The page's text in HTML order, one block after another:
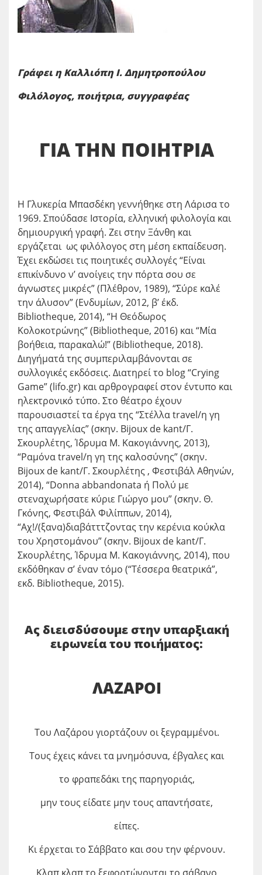
Γράφει η Καλλιόπη Ι. Δημητροπούλου
Φιλόλογος, ποιήτρια, συγγραφέας
ΓΙΑ ΤΗΝ ΠΟΙΗΤΡΙΑ
H Γλυκερία Μπασδέκη γεννήθηκε στη Λάρισα το
1969. Σπούδασε Ιστορία, ελληνική φιλολογία και
δημιουργική γραφή. Ζει στην Ξάνθη και
εργάζεται ως φιλόλογος στη μέση εκπαίδευση.
Έχει εκδώσει τις ποιητικές συλλογές “Είναι
επικίνδυνο ν’ ανοίγεις την πόρτα σου σε
άγνωστες μικρές” (Πλέθρον, 1989), “Σύρε καλέ
την άλυσον” (Ενδυμίων, 2012, β’ έκδ.
Bibliotheque, 2014), “Η Θεόδωρος
Κολοκοτρώνης” (Bibliotheque, 2016) και “Μία
βοήθεια, παρακαλώ!” (Bibliotheque, 2018).
Διηγήματά της συμπεριλαμβάνονται σε
συλλογικές εκδόσεις. Διατηρεί το blog “Crying
Game” (lifo.gr) και αρθρογραφεί στον έντυπο και
ηλεκτρονικό τύπο. Στο θέατρο έχουν
παρουσιαστεί τα έργα της “Στέλλα travel/η γη
της απαγγελίας” (σκην. Bijoux de kant/Γ.
Σκουρλέτης, Ίδρυμα Μ. Κακογιάννης, 2013),
“Ραμόνα travel/η γη της καλοσύνης” (σκην.
Bijoux de kant/Γ. Σκουρλέτης , Φεστιβάλ Αθηνών,
2014), “Donna abbandonata ή Πολύ με
στεναχωρήσατε κύριε Γιώργο μου” (σκην. Θ.
Γκόνης, Φεστιβάλ Φιλίππων, 2014),
“Αχ!/(ξανα)διαβάτττζοντας την κερένια κούκλα
του Χρηστομάνου” (σκην. Bijoux de kant/Γ.
Σκουρλέτης, Ίδρυμα Μ. Κακογιάννης, 2014), που
εκδόθηκαν σ’ έναν τόμο (“Τέσσερα θεατρικά”,
εκδ. Bibliotheque, 2015).
Ας διεισδύσουμε στην υπαρξιακή
ειρωνεία του ποιήματος:
ΛΑΖΑΡΟΙ
Tου Λαζάρου γιορτάζουν οι ξεγραμμένοι.
Τους έχεις κάνει τα μνημόσυνα, έβγαλες και
το φραπεδάκι της παρηγοριάς,
μην τους είδατε μην τους απαντήσατε,
είπες.
Κι έρχεται το Σάββατο και σου την φέρνουν.